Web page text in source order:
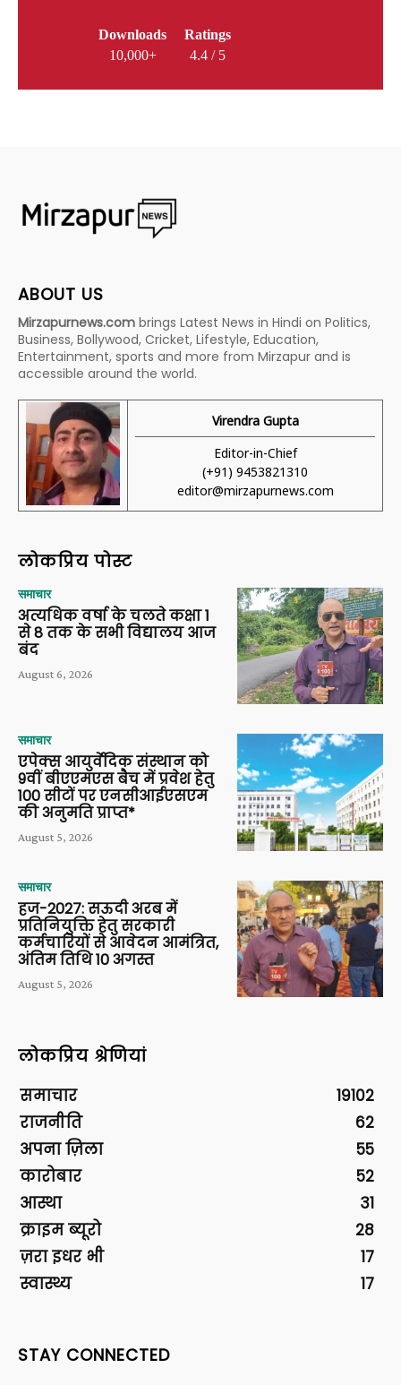
Downloads
10,000+
Ratings
4.4 / 5
ABOUT US
Mirzapurnews.com brings Latest News in Hindi on Politics,
Business, Bollywood, Cricket, Lifestyle, Education,
Entertainment, sports and more from Mirzapur and is
accessible around the world.
Virendra Gupta
Editor-in-Chief
(+91) 9453821310
editor@mirzapurnews.com
लोकप्रिय पोस्ट
समाचार
अत्यधिक वर्षा के चलते कक्षा 1
से 8 तक के सभी विद्यालय आज
बंद
August 6, 2026
समाचार
एपेक्स आयुर्वेदिक संस्थान को
9वीं बीएएमएस बैच में प्रवेश हेतु
100 सीटों पर एनसीआईएसएम
की अनुमति प्राप्त*
August 5, 2026
समाचार
हज-2027: सऊदी अरब में
प्रतिनियुक्ति हेतु सरकारी
कर्मचारियों से आवेदन आमंत्रित,
अंतिम तिथि 10 अगस्त
August 5, 2026
लोकप्रिय श्रेणियां
समाचार
19102
राजनीति
62
अपना ज़िला
55
कारोबार
52
आस्था
31
क्राइम ब्यूरो
28
ज़रा इधर भी
17
स्वास्थ्य
17
STAY CONNECTED